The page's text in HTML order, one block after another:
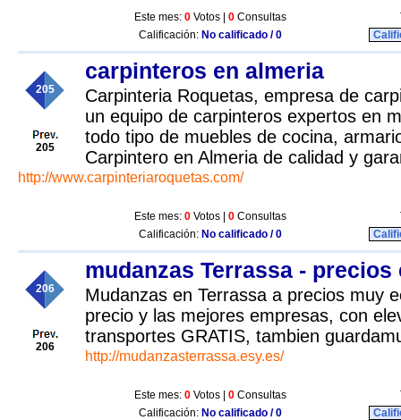
Este mes: 0 Votos | 0 Consultas
Calificación: No calificado / 0
205
205
carpinteros en almeria
Carpinteria Roquetas, empresa de
un equipo de carpinteros expertos en
todo tipo de muebles de cocina,
Carpintero en Almeria de calidad y
http://www.carpinteriaroquetas.com/
Este mes: 0 Votos | 0 Consultas
Calificación: No calificado / 0
206
206
mudanzas Terrassa -
Mudanzas en Terrassa a precios muy
precio y las mejores empresas, con
transportes GRATIS, tambien
http://mudanzasterrassa.esy.es/
Este mes: 0 Votos | 0 Consultas
Calificación: No calificado / 0